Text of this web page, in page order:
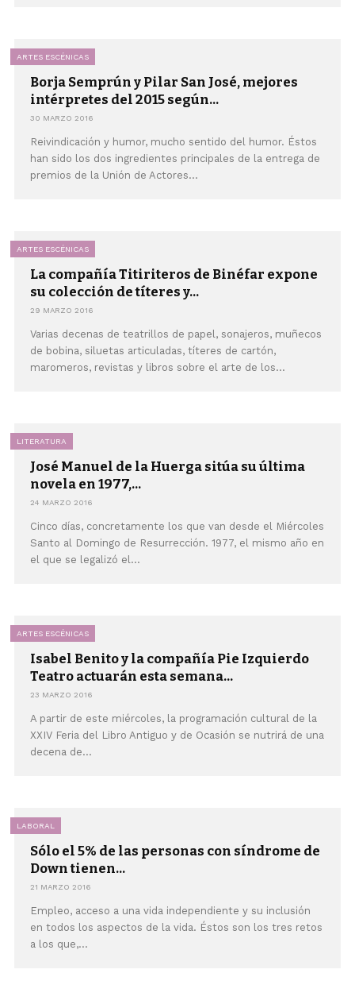
ARTES ESCÉNICAS
Borja Semprún y Pilar San José, mejores
intérpretes del 2015 según...
30 MARZO 2016
Reivindicación y humor, mucho sentido del humor. Éstos
han sido los dos ingredientes principales de la entrega de
premios de la Unión de Actores...
ARTES ESCÉNICAS
La compañía Titiriteros de Binéfar expone
su colección de títeres y...
29 MARZO 2016
Varias decenas de teatrillos de papel, sonajeros, muñecos
de bobina, siluetas articuladas, títeres de cartón,
maromeros, revistas y libros sobre el arte de los...
LITERATURA
José Manuel de la Huerga sitúa su última
novela en 1977,...
24 MARZO 2016
Cinco días, concretamente los que van desde el Miércoles
Santo al Domingo de Resurrección. 1977, el mismo año en
el que se legalizó el...
ARTES ESCÉNICAS
Isabel Benito y la compañía Pie Izquierdo
Teatro actuarán esta semana...
23 MARZO 2016
A partir de este miércoles, la programación cultural de la
XXIV Feria del Libro Antiguo y de Ocasión se nutrirá de una
decena de...
LABORAL
Sólo el 5% de las personas con síndrome de
Down tienen...
21 MARZO 2016
Empleo, acceso a una vida independiente y su inclusión
en todos los aspectos de la vida. Éstos son los tres retos
a los que,...